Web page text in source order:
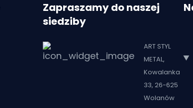
Zapraszamy do naszej
siedziby
ART STYL
METAL,
Kowalanka
33, 26-625
Wolanów